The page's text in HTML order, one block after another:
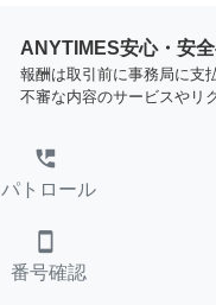
ANYTIMES安心・安
報酬は取引前に事務局に支
不審な内容のサービスやリ
perm_phone_msg
パトロール
smartphone
番号確認